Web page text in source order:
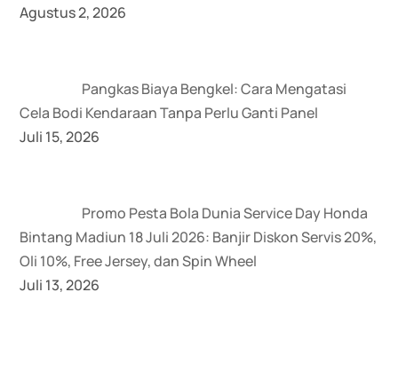
Agustus 2, 2026
Pangkas Biaya Bengkel: Cara Mengatasi
Cela Bodi Kendaraan Tanpa Perlu Ganti Panel
Juli 15, 2026
Promo Pesta Bola Dunia Service Day Honda
Bintang Madiun 18 Juli 2026: Banjir Diskon Servis 20%,
Oli 10%, Free Jersey, dan Spin Wheel
Juli 13, 2026